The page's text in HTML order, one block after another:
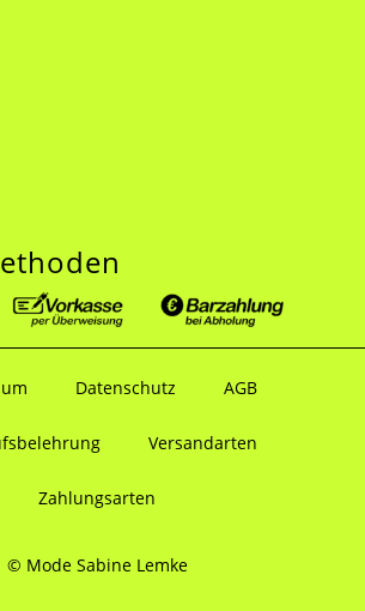
Datenschutz AGB
Versandarten
Zahlungsarten
© Mode Sabine Lemke